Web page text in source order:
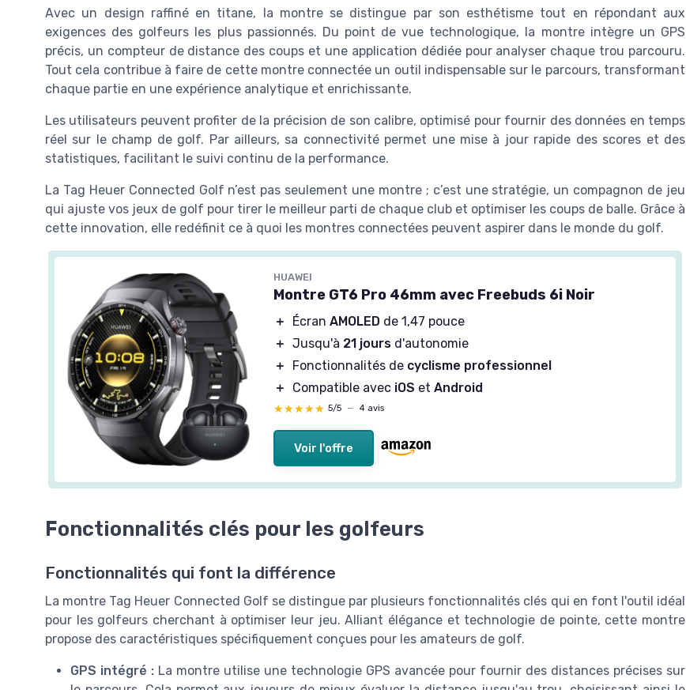
Avec un design raffiné en titane, la montre se distingue par son esthétisme tout en répondant aux
exigences des golfeurs les plus passionnés. Du point de vue technologique, la montre intègre un GPS
précis, un compteur de distance des coups et une application dédiée pour analyser chaque trou parcouru.
Tout cela contribue à faire de cette montre connectée un outil indispensable sur le parcours, transformant
chaque partie en une expérience analytique et enrichissante.
Les utilisateurs peuvent profiter de la précision de son calibre, optimisé pour fournir des données en temps
réel sur le champ de golf. Par ailleurs, sa connectivité permet une mise à jour rapide des scores et des
statistiques, facilitant le suivi continu de la performance.
La Tag Heuer Connected Golf n’est pas seulement une montre ; c’est une stratégie, un compagnon de jeu
qui ajuste vos jeux de golf pour tirer le meilleur parti de chaque club et optimiser les coups de balle. Grâce à
cette innovation, elle redéfinit ce à quoi les montres connectées peuvent aspirer dans le monde du golf.
HUAWEI
Montre GT6 Pro 46mm avec Freebuds 6i Noir
＋ ÉcranAMOLED de 1,47 pouce
＋ Jusqu'à 21 jours d'autonomie
＋
Fonctionnalités de cyclisme professionnel
＋
Compatible avec iOS etAndroid
★★★★★
★★★★★ 5/5 — 4 avis
Voir l'offre
Fonctionnalités clés pour les golfeurs
Fonctionnalités qui font la différence
La montre Tag Heuer Connected Golf se distingue par plusieurs fonctionnalités clés qui en font l'outil idéal
pour les golfeurs cherchant à optimiser leur jeu. Alliant élégance et technologie de pointe, cette montre
propose des caractéristiques spécifiquement conçues pour les amateurs de golf.
GPS intégré : La montre utilise une technologie GPS avancée pour fournir des distances précises sur